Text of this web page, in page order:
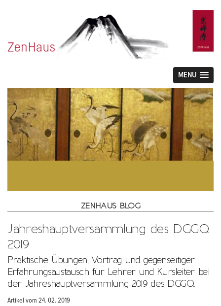
MENU
ZENHAUS BLOG
Jahreshauptversammlung des DGGQ
2019
Praktische Übungen, Vortrag und gegenseitiger
Erfahrungsaustausch für Lehrer und Kursleiter bei
der Jahreshauptversammlung 2019 des DGGQ.
Artikel vom 24. 02. 2019